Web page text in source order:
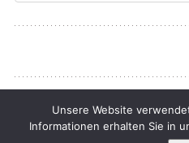
Copyright © 2026Tellerrand. All
klaus d. doll| full service webdesign
Unsere Website
Informationen erhalten Sie in